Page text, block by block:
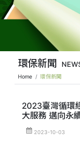
環保新聞
Home 環保新聞
2023臺灣循環
大服務 邁向永
2023-10-03